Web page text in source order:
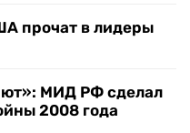
прочат в лидеры
МИД РФ сделал
2008 года